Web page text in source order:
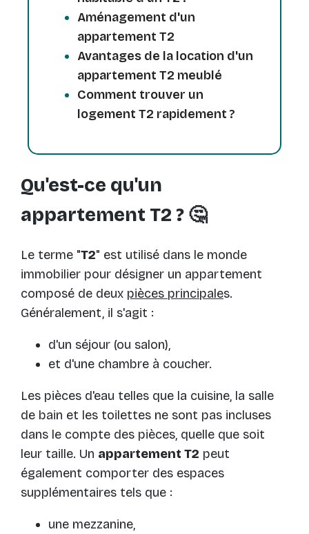
Aménagement d'un
appartement T2
Avantages de la location d'un
appartement T2 meublé
Comment trouver un
logement T2 rapidement ?
Qu'est-ce qu'un
appartement T2 ? 🤔
Le terme "T2" est utilisé dans le monde
immobilier pour désigner un appartement
composé de deux pièces principales.
Généralement, il s'agit :
d'un séjour (ou salon),
et d'une chambre à coucher.
Les pièces d'eau telles que la cuisine, la salle
de bain et les toilettes ne sont pas incluses
dans le compte des pièces, quelle que soit
leur taille. Un appartement T2 peut
également comporter des espaces
supplémentaires tels que :
une mezzanine,